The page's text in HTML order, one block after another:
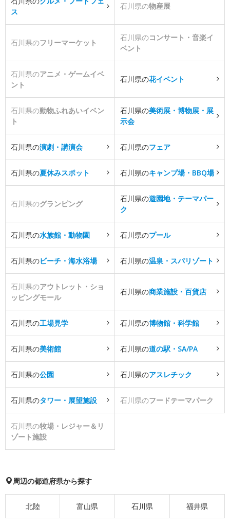
ス
石川県の物産展
石川県のフリーマーケット
石川県のコンサート・音楽イ
ベント
石川県のアニメ・ゲームイベ
ント
石川県の花イベント
石川県の動物ふれあいイベン
ト
石川県の美術展・博物展・展
示会
石川県の演劇・講演会 石川県のフェア
石川県の夏休みスポット 石川県のキャンプ場・BBQ場
石川県のグランピング
石川県の遊園地・テーマパー
ク
石川県の水族館・動物園 石川県のプール
石川県のビーチ・海水浴場 石川県の温泉・スパリゾート
石川県のアウトレット・ショ
ッピングモール
石川県の商業施設・百貨店
石川県の工場見学 石川県の博物館・科学館
石川県の美術館 石川県の道の駅・SA/PA
石川県の公園 石川県のアスレチック
石川県のタワー・展望施設 石川県のフードテーマパーク
石川県の牧場・レジャー＆リ
ゾート施設
周辺の都道府県から探す
北陸 富山県 石川県 福井県